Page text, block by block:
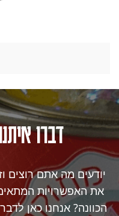
דברו
יודעים מה אתם רוצים
את האפשרויות
הכוונה? אנחנו כאן